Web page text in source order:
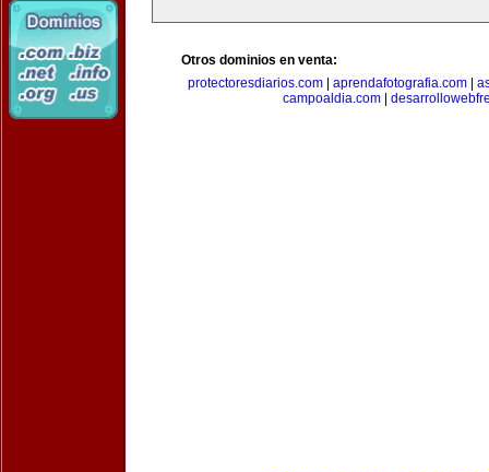
Otros dominios en venta:
protectoresdiarios.com
aprendafotografia.com
campoaldia.com